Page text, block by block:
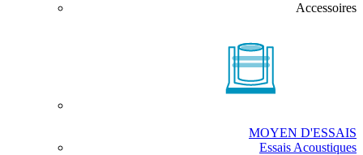
Accessoires
MOYEN D'ESSAIS
Essais Acoustiques